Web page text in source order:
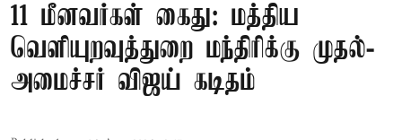
11 மீனவர்கள் கைது: மத்திய
வெளியுறவுத்துறை மந்திரிக்கு முதல்-
அமைச்சர் விஜய் கடிதம்